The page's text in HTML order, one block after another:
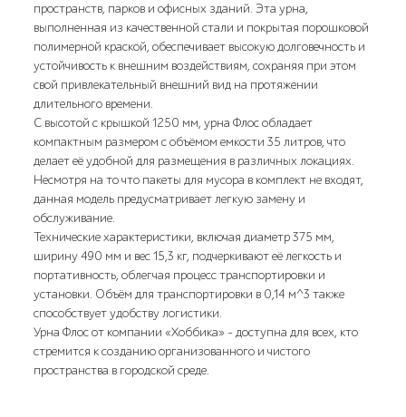
пространств, парков и офисных зданий. Эта урна,
выполненная из качественной стали и покрытая порошковой
полимерной краской, обеспечивает высокую долговечность и
устойчивость к внешним воздействиям, сохраняя при этом
свой привлекательный внешний вид на протяжении
длительного времени.
С высотой с крышкой 1250 мм, урна Флос обладает
компактным размером с объёмом емкости 35 литров, что
делает её удобной для размещения в различных локациях.
Несмотря на то что пакеты для мусора в комплект не входят,
данная модель предусматривает легкую замену и
обслуживание.
Технические характеристики, включая диаметр 375 мм,
ширину 490 мм и вес 15,3 кг, подчеркивают её легкость и
портативность, облегчая процесс транспортировки и
установки. Объём для транспортировки в 0,14 м^3 также
способствует удобству логистики.
Урна Флос от компании «Хоббика» - доступна для всех, кто
стремится к созданию организованного и чистого
пространства в городской среде.